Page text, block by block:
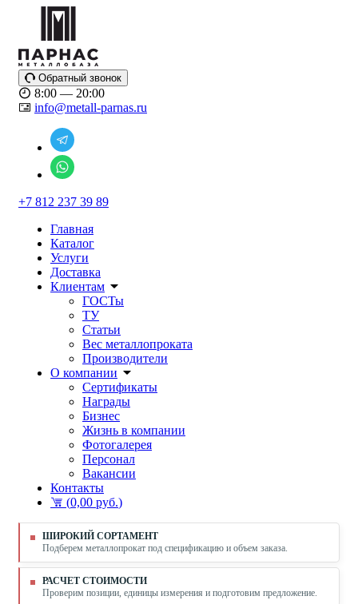
Обратный звонок
8:00 — 20:00
info@metall-parnas.ru
+7 812 237 39 89
Главная
Каталог
Услуги
Доставка
Клиентам
ГОСТы
ТУ
Статьи
Вес металлопроката
Производители
О компании
Сертификаты
Награды
Бизнес
Жизнь в компании
Фотогалерея
Персонал
Вакансии
Контакты
(0,00 руб.)
ШИРОКИЙ СОРТАМЕНТ
Подберем металлопрокат под спецификацию и объем заказа.
РАСЧЕТ СТОИМОСТИ
Проверим позиции, единицы измерения и подготовим предложение.